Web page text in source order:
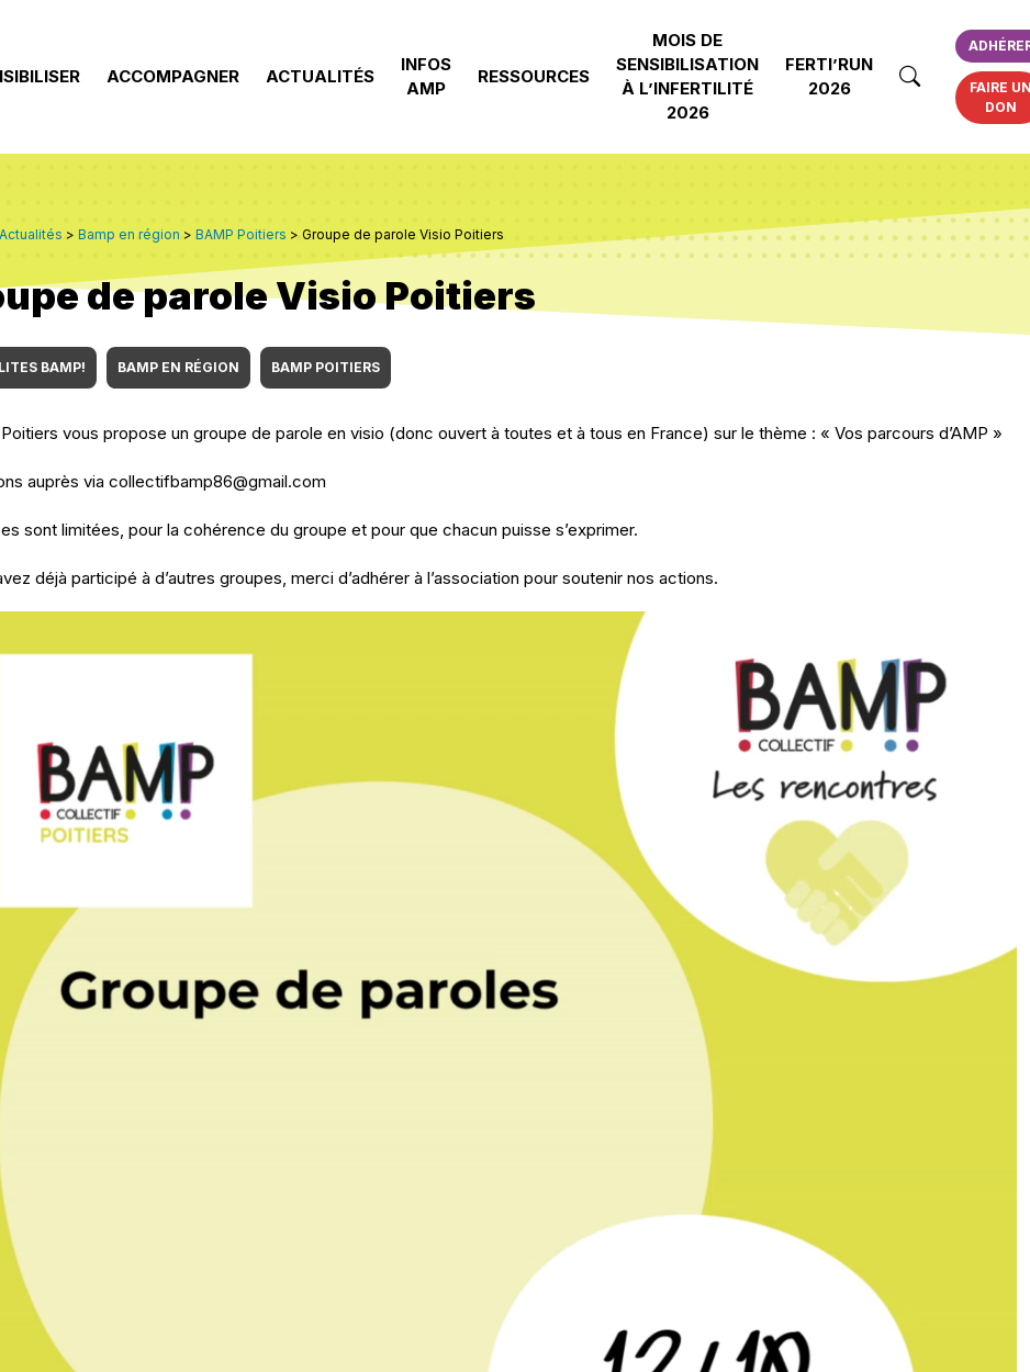
ACCOMPAGNER ACTUALITÉS
INFOS
AMP
RESSOURCES
MOIS DE
SENSIBILISATION
À L’INFERTILITÉ
2026
FERTI’RUN
2026
FAIRE
DON
Actualités > Bamp en région > BAMP Poitiers > Groupe de parole Visio Poitiers
de parole Visio Poitiers
BAMP! BAMP EN RÉGION BAMP POITIERS
vous propose un groupe de parole en visio (donc ouvert à toutes et à tous en France) sur le thème : « Vos parcours d’AMP »
auprès via collectifbamp86@gmail.com
sont limitées, pour la cohérence du groupe et pour que chacun puisse s’exprimer.
déjà participé à d’autres groupes, merci d’adhérer à l’association pour soutenir nos actions.